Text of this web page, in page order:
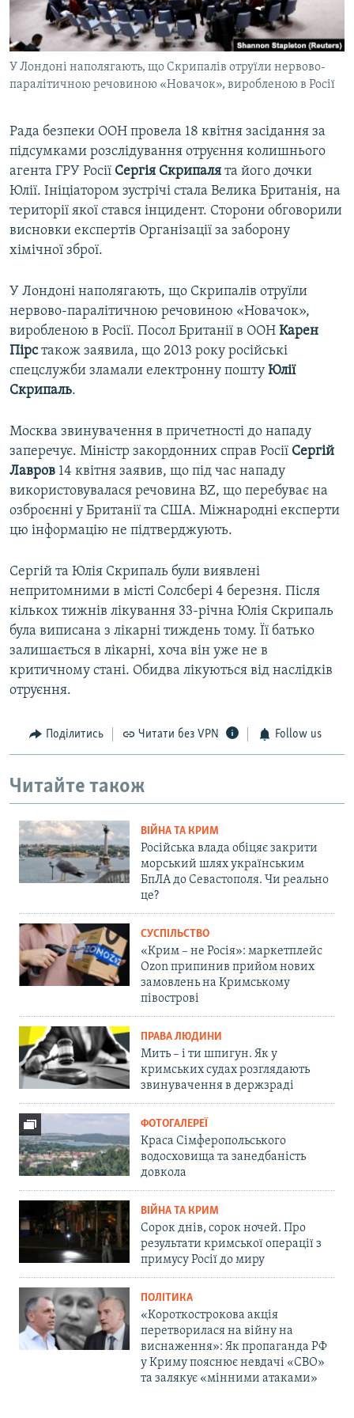
ВІДЕОУРОКИ «ELIFBE»
СВІДЧЕННЯ ОКУПАЦІЇ
УКРАЇНСЬКА ПРОБЛЕМА КРИМУ
Русский
Qırımtatar
Усі сайти RFE/RL
У Лондоні наполягають, що Скрипалів отруїли нервово-
паралітичною речовиною «Новачок», виробленою в Росії
Рада безпеки ООН провела 18 квітня засідання за
підсумками розслідування отруєння колишнього
агента ГРУ Росії Сергія Скрипаля та його дочки
Юлії. Ініціатором зустрічі стала Велика Британія, на
території якої стався інцидент. Сторони обговорили
висновки експертів Організації за заборону
хімічної зброї.
У Лондоні наполягають, що Скрипалів отруїли
нервово-паралітичною речовиною «Новачок»,
виробленою в Росії. Посол Британії в ООН Карен
Пірстакож заявила, що 2013 року російські
спецслужби зламали електронну пошту Юлії
Скрипаль.
Москва звинувачення в причетності до нападу
заперечує. Міністр закордонних справ Росії Сергій
Лавров 14 квітня заявив, що під час нападу
використовувалася речовина BZ, що перебуває на
озброєнні у Британії та США. Міжнародні експерти
цю інформацію не підтверджують.
Сергій та Юлія Скрипаль були виявлені
непритомними в місті Солсбері 4 березня. Після
кількох тижнів лікування 33-річна Юлія Скрипаль
була виписана з лікарні тиждень тому. Її батько
залишається в лікарні, хоча він уже не в
критичному стані. Обидва лікуються від наслідків
отруєння.
Поділитись Читати без VPN Follow us
Читайте також
ВІЙНА ТА КРИМ
Російська влада обіцяє закрити
морський шлях українським
БпЛА до Севастополя. Чи реально
це?
СУСПІЛЬСТВО
«Крим – не Росія»: маркетплейс
Ozon припинив прийом нових
замовлень на Кримському
півострові
ПРАВА ЛЮДИНИ
Мить – і ти шпигун. Як у
кримських судах розглядають
звинувачення в держзраді
ФОТОГАЛЕРЕЇ
Краса Сімферопольського
водосховища та занедбаність
довкола
ВІЙНА ТА КРИМ
Сорок днів, сорок ночей. Про
результати кримської операції з
примусу Росії до миру
ПОЛІТИКА
«Короткострокова акція
перетворилася на війну на
виснаження»: Як пропаганда РФ
у Криму пояснює невдачі «СВО»
та залякує «мінними атаками»